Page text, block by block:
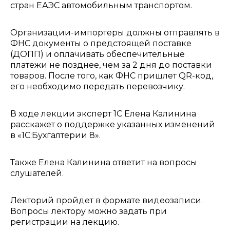
стран ЕАЭС автомобильным транспортом.
Организации-импортеры должны отправлять в
ФНС документы о предстоящей поставке
(ДОПП) и оплачивать обеспечительные
платежи не позднее, чем за 2 дня до поставки
товаров. После того, как ФНС пришлет QR-код,
его необходимо передать перевозчику.
В ходе лекции эксперт 1С Елена Калинина
расскажет о поддержке указанных изменений
в «1С:Бухгалтерии 8».
Также Елена Калинина ответит на вопросы
слушателей.
Лекторий пройдет в формате видеозаписи.
Вопросы лектору можно задать при
регистрации на лекцию.